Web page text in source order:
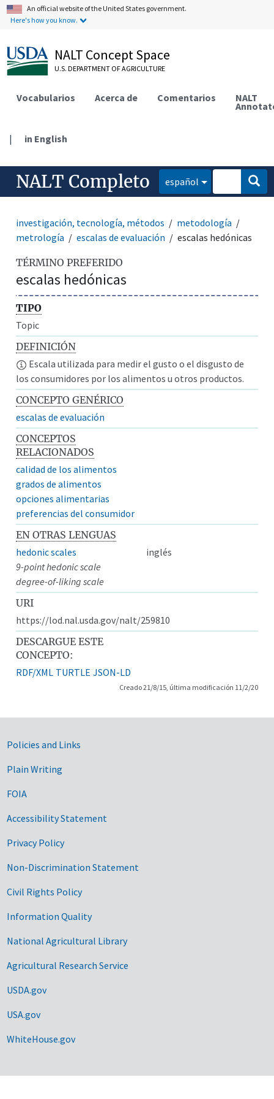
An official website of the United States government.
Here's how you know.
NALT Concept Space
U.S. DEPARTMENT OF AGRICULTURE
Vocabularios Acerca de Comentarios NALT
| in English
NALT Completo español
investigación, tecnología, métodos
metodología
metrología
escalas de evaluación escalas hedónicas
TÉRMINO PREFERIDO
escalas hedónicas
TIPO
Topic
DEFINICIÓN
Escala utilizada para medir el gusto o el disgusto de
los consumidores por los alimentos u otros productos.
CONCEPTO GENÉRICO
escalas de evaluación
CONCEPTOS
RELACIONADOS
calidad de los alimentos
grados de alimentos
opciones alimentarias
preferencias del consumidor
EN OTRAS LENGUAS
hedonic scales
inglés
9-point hedonic scale
degree-of-liking scale
URI
https://lod.nal.usda.gov/nalt/259810
DESCARGUE ESTE
CONCEPTO:
RDF/XML TURTLE JSON-LD
Creado 21/8/15, última modificación 11/2/20
Government Links
Policies and Links
Plain Writing
FOIA
Accessibility Statement
Privacy Policy
Non-Discrimination Statement
Civil Rights Policy
Information Quality
National Agricultural Library
Agricultural Research Service
USDA.gov
USA.gov
WhiteHouse.gov